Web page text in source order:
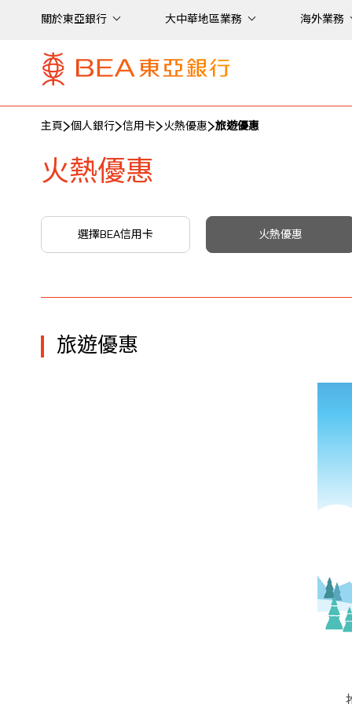
關於東亞銀行 大中華地區業務 海外業務
主頁 個人銀行 信用卡 火熱優惠 旅遊優惠
火熱優惠
選擇BEA信用卡 火熱優惠
旅遊優惠